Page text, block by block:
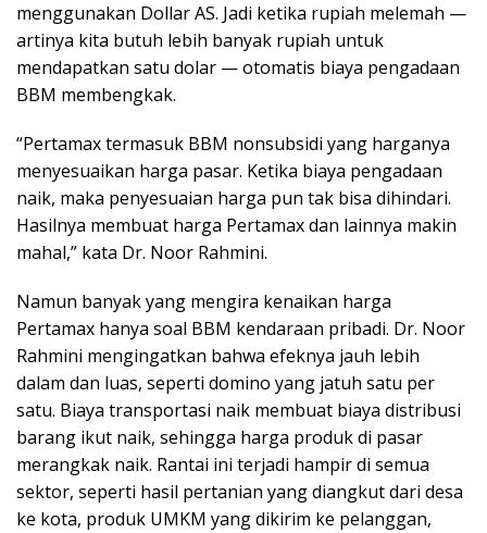
menggunakan Dollar AS. Jadi ketika rupiah melemah —
artinya kita butuh lebih banyak rupiah untuk
mendapatkan satu dolar — otomatis biaya pengadaan
BBM membengkak.
“Pertamax termasuk BBM nonsubsidi yang harganya
menyesuaikan harga pasar. Ketika biaya pengadaan
naik, maka penyesuaian harga pun tak bisa dihindari.
Hasilnya membuat harga Pertamax dan lainnya makin
mahal,” kata Dr. Noor Rahmini.
Namun banyak yang mengira kenaikan harga
Pertamax hanya soal BBM kendaraan pribadi. Dr. Noor
Rahmini mengingatkan bahwa efeknya jauh lebih
dalam dan luas, seperti domino yang jatuh satu per
satu. Biaya transportasi naik membuat biaya distribusi
barang ikut naik, sehingga harga produk di pasar
merangkak naik. Rantai ini terjadi hampir di semua
sektor, seperti hasil pertanian yang diangkut dari desa
ke kota, produk UMKM yang dikirim ke pelanggan,